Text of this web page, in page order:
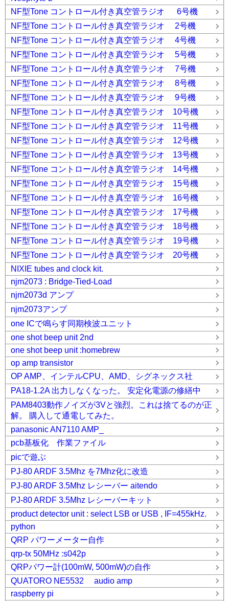
NF型Tone コントロール付き真空管ラジオ 6号機
NF型Tone コントロール付き真空管ラジオ 2号機
NF型Tone コントロール付き真空管ラジオ 4号機
NF型Tone コントロール付き真空管ラジオ 5号機
NF型Tone コントロール付き真空管ラジオ 7号機
NF型Tone コントロール付き真空管ラジオ 8号機
NF型Tone コントロール付き真空管ラジオ 9号機
NF型Tone コントロール付き真空管ラジオ 10号機
NF型Tone コントロール付き真空管ラジオ 11号機
NF型Tone コントロール付き真空管ラジオ 12号機
NF型Tone コントロール付き真空管ラジオ 13号機
NF型Tone コントロール付き真空管ラジオ 14号機
NF型Tone コントロール付き真空管ラジオ 15号機
NF型Tone コントロール付き真空管ラジオ 16号機
NF型Tone コントロール付き真空管ラジオ 17号機
NF型Tone コントロール付き真空管ラジオ 18号機
NF型Tone コントロール付き真空管ラジオ 19号機
NF型Tone コントロール付き真空管ラジオ 20号機
NIXIE tubes and clock kit.
njm2073 : Bridge-Tied-Load
njm2073d アンプ
njm2073アンプ
one ICで鳴らす同期検波ユニット
one shot beep unit 2nd
one shot beep unit :homebrew
op amp transistor
OP AMP、インテルCPU、AMD、シグネックス社
PA18-1.2A 出力しなくなった。 安定化電源の修繕中
PAM8403動作ノイズが3Vと強烈。これは捨てるのが正
解。 購入して通電してみた。
panasonic AN7110 AMP_
pcb基板化 作業ファイル
picで遊ぶ
PJ-80 ARDF 3.5Mhz を7Mhz化に改造
PJ-80 ARDF 3.5Mhz レシーバー aitendo
PJ-80 ARDF 3.5Mhz レシーバーキット
product detector unit : select LSB or USB , IF=455kHz.
python
QRP パワーメーター自作
qrp-tx 50MHz :s042p
QRPパワー計(100mW, 500mW)の自作
QUATORO NE5532 audio amp
raspberry pi